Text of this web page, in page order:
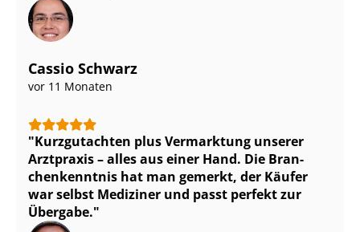
Cassio Schwarz
vor 11 Monaten
Kurzgutachten plus Vermarktung unserer
Arztpraxis – alles aus einer Hand. Die Bran­
chen­kennt­nis hat man gemerkt, der Käufer
war selbst Mediziner und passt perfekt zur
Übergabe.